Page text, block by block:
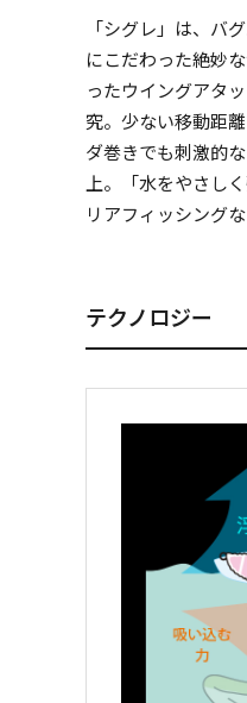
「シグレ」は、バ
にこだわった絶妙
ったウイングアタ
究。少ない移動距
ダ巻きでも刺激的
上。「水をやさし
リアフィッシング
テクノロジー